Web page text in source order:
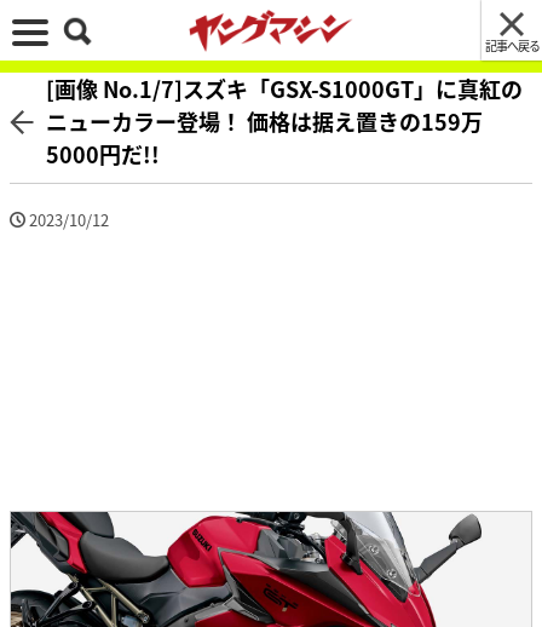
記事へ戻る
[画像 No.1/7]スズキ「GSX-S1000GT」に真紅の
ニューカラー登場！ 価格は据え置きの159万
5000円だ!!
2023/10/12